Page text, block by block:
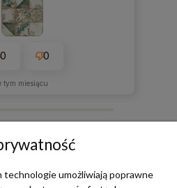
0 0
tym miesiącu
technologie umożliwiają poprawne